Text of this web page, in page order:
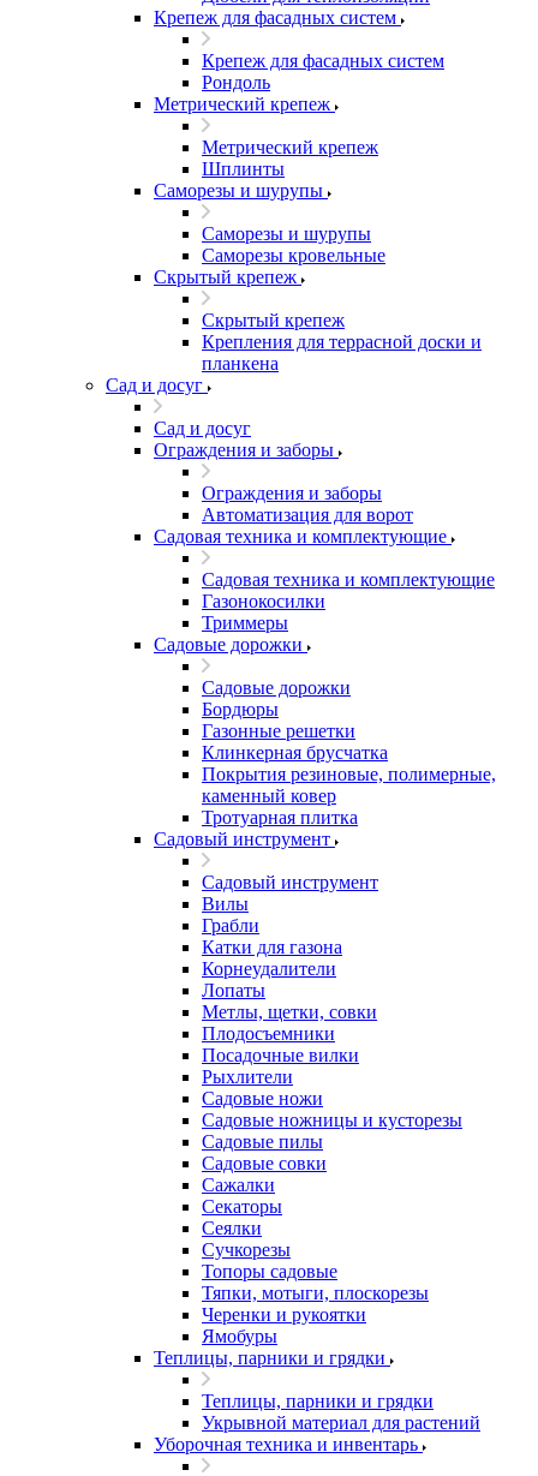
Крепеж для фасадных систем
Крепеж для фасадных систем
Рондоль
Метрический крепеж
Метрический крепеж
Шплинты
Саморезы и шурупы
Саморезы и шурупы
Саморезы кровельные
Скрытый крепеж
Скрытый крепеж
Крепления для террасной доски и
планкена
Сад и досуг
Сад и досуг
Ограждения и заборы
Ограждения и заборы
Автоматизация для ворот
Садовая техника и комплектующие
Садовая техника и комплектующие
Газонокосилки
Триммеры
Садовые дорожки
Садовые дорожки
Бордюры
Газонные решетки
Клинкерная брусчатка
Покрытия резиновые, полимерные,
каменный ковер
Тротуарная плитка
Садовый инструмент
Садовый инструмент
Вилы
Грабли
Катки для газона
Корнеудалители
Лопаты
Метлы, щетки, совки
Плодосъемники
Посадочные вилки
Рыхлители
Садовые ножи
Садовые ножницы и кусторезы
Садовые пилы
Садовые совки
Сажалки
Секаторы
Сеялки
Сучкорезы
Топоры садовые
Тяпки, мотыги, плоскорезы
Черенки и рукоятки
Ямобуры
Теплицы, парники и грядки
Теплицы, парники и грядки
Укрывной материал для растений
Уборочная техника и инвентарь